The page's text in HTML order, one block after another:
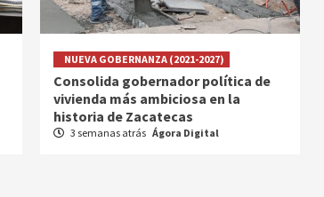
NUEVA GOBERNANZA (2021-2027)
Consolida gobernador política de
vivienda más ambiciosa en la
historia de Zacatecas
3 semanas atrás Ágora Digital